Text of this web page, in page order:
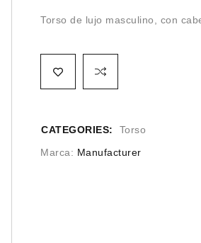
Torso de lujo masculino, con
CATEGORIES:
Torso
Marca: Manufacturer